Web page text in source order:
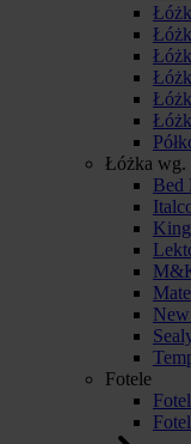
Łóżka wg.
Bed
Fotele